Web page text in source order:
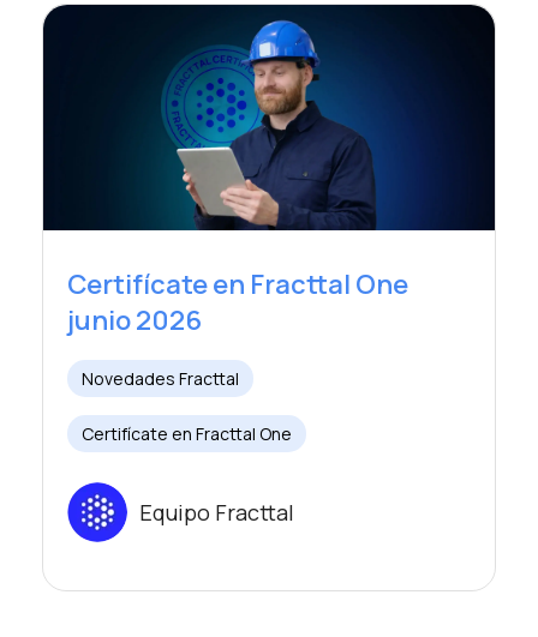
Certifícate en Fracttal One
junio 2026
Novedades Fracttal
Certifícate en Fracttal One
Equipo Fracttal